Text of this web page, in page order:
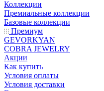
Коллекции
Премиальные коллекции
Базовые коллекции
Премиум
GEVORKYAN
COBRA JEWELRY
Акции
Как купить
Условия оплаты
Условия доставки